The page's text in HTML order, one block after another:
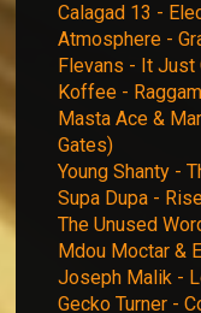
Calagad 13 -
Atmosphere -
Flevans - It Just
Koffee -
Masta Ace &
Gates)
Young Shanty -
Supa Dupa -
The Unused
Mdou Moctar &
Joseph Malik -
Gecko Turner -